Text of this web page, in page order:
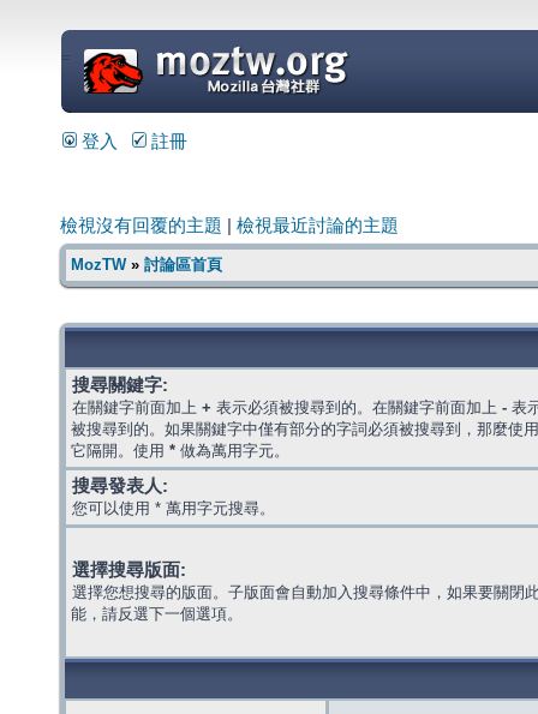
=
登入 註冊
檢視沒有回覆的主題 檢視最近討論的主題
MozTW» 討論區首頁
搜尋關鍵字:
在關鍵字前面加上 + 表示必須被搜尋到的。在關鍵字前面加上 - 表
被搜尋到的。如果關鍵字中僅有部分的字詞必須被搜尋到，那麼使
它隔開。使用 * 做為萬用字元。
搜尋發表人:
您可以使用 * 萬用字元搜尋。
選擇搜尋版面:
選擇您想搜尋的版面。子版面會自動加入搜尋條件中，如果要關閉
能，請反選下一個選項。